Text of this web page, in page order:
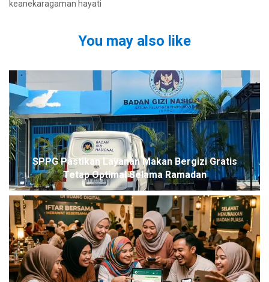
keanekaragaman hayati
You may also like
SPPG Pastikan Layanan Makan Bergizi Gratis
Tetap Optimal Selama Ramadan